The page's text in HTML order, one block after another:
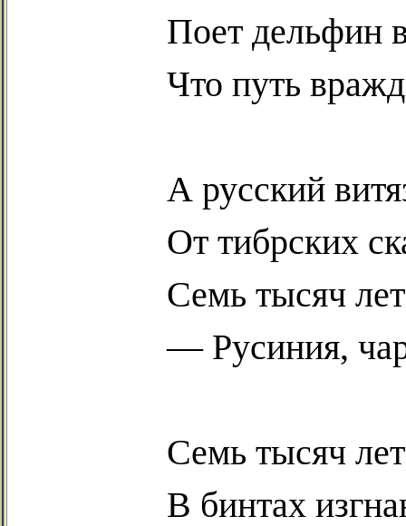
Поет дельфин
Что путь
А русский
От тибрских
Семь тысяч
— Русиния,
Семь тысяч
В бинтах